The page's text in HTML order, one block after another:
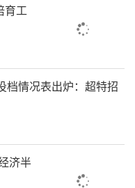
育工
档情况表出炉：超特招
济半